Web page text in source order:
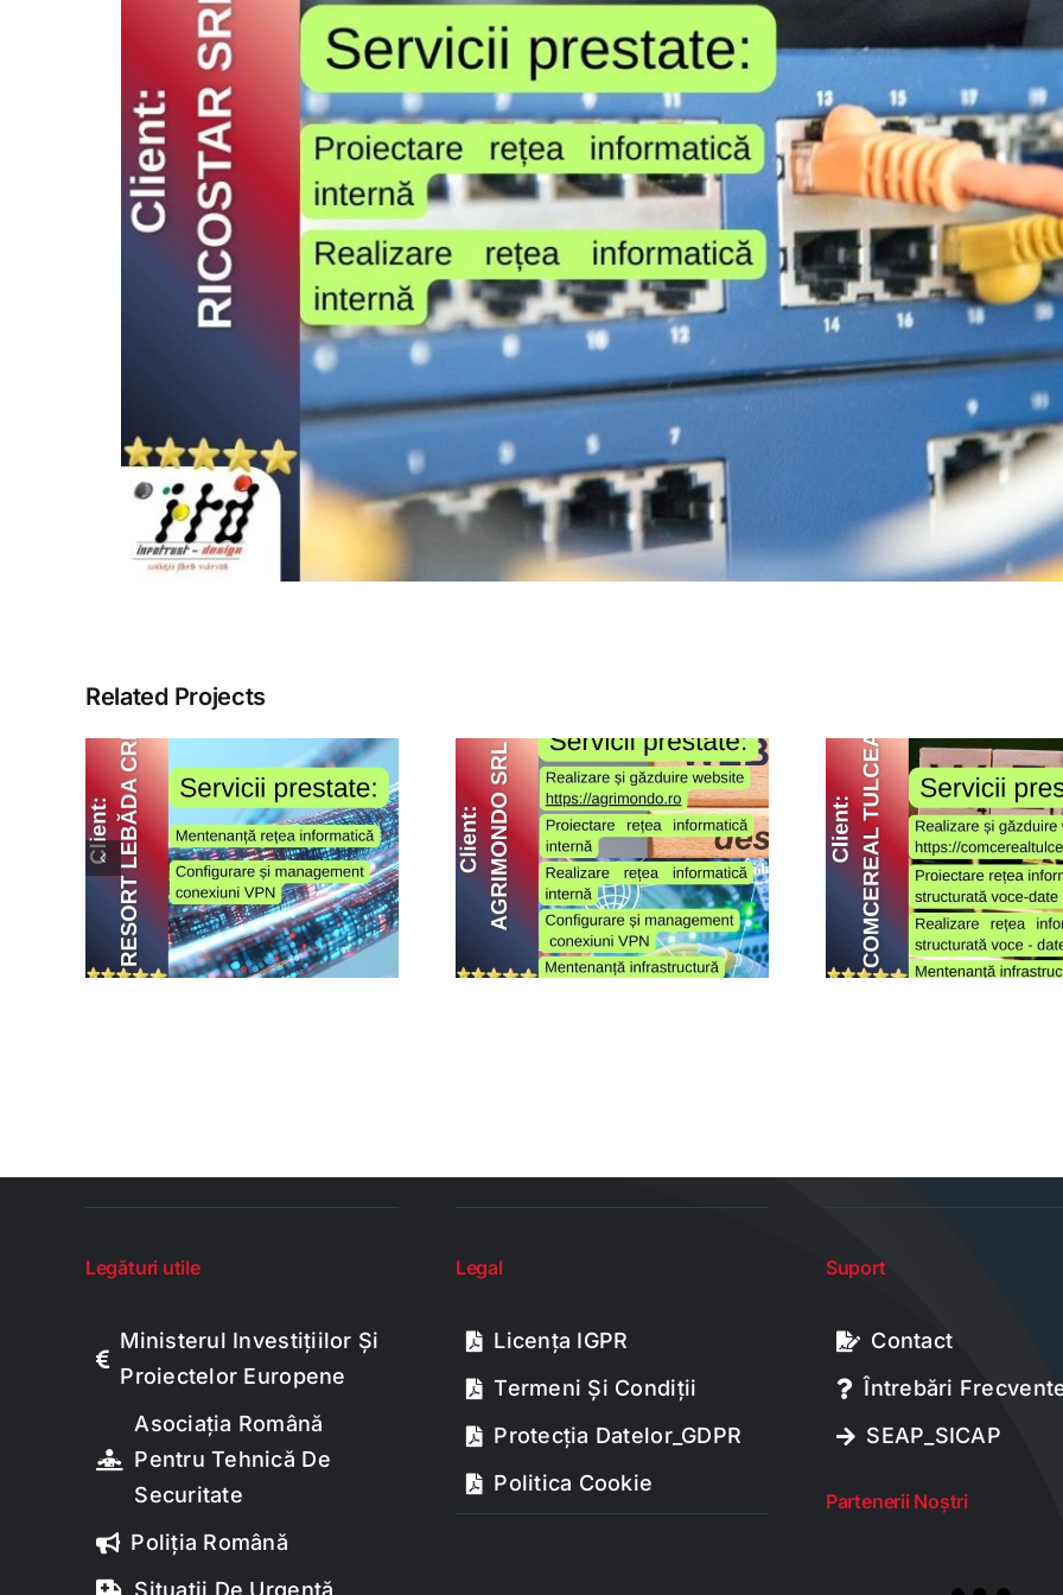
Related Projects
Agrimondo Comcereal
Legături utile
Ministerul Investițiilor Și
Proiectelor Europene
Asociația Română
Pentru Tehnică De
Securitate
Poliția Română
Situații De Urgență
Legal
Licența IGPR
Termeni Și Condiții
Protecția Datelor_GDPR
Politica Cookie
Suport
Contact
Întrebări
SEAP_SICAP
Partenerii Noștri